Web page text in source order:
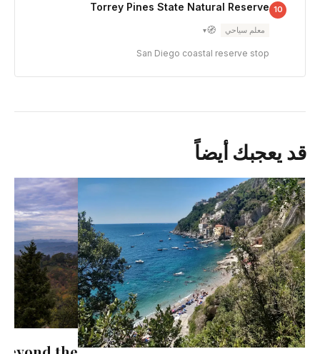
10
Torrey Pines State Natural Reserve
معلم سياحي 🧭
▾
San Diego coastal reserve stop
قد يعجبك أيضاً